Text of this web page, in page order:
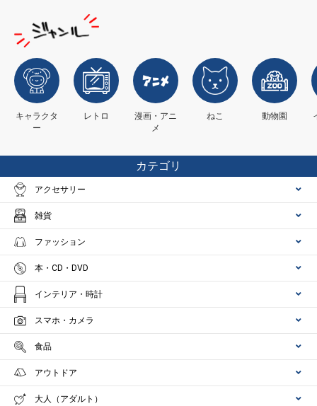
キャラクタ
ー
レトロ
漫画・アニ
メ
ねこ 動物園
カテゴリ
アクセサリー
雑貨
ファッション
本・CD・DVD
インテリア・時計
スマホ・カメラ
食品
アウトドア
大人（アダルト）